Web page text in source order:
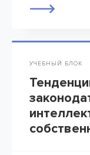
УЧЕБНЫЙ БЛОК